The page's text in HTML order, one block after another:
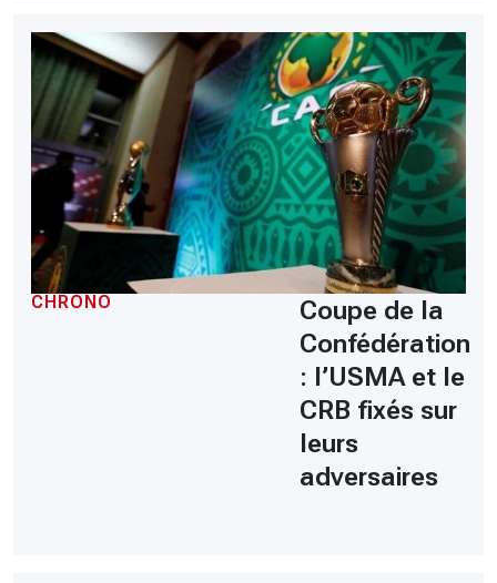
CHRONO
Coupe de la
Confédération
: l’USMA et le
CRB fixés sur
leurs
adversaires